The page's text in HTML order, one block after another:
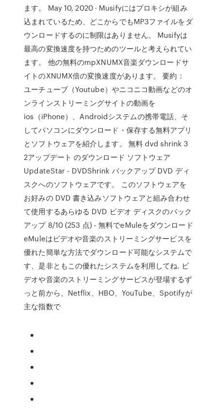
ます。 May 10, 2020 · Musifyにはプロキシが組み
込まれているため、どこからでもMP3ファイルをダ
ウンロードするのに制限はありません。 Musifyは
最高の変換速度を持つためのツールと考えられてい
ます。 他の無料のmpXNUMX音楽ダウンロードサ
イトのXNUMX倍の変換速度があります。 要約：
ユーチューブ（Youtube）やニコニコ動画などのオ
ンラインストリーミングサイトの動画を
ios（iPhone）、Androidシステムの携帯電話、そ
してパソコンにダウンロード・保存する無料アプリ
とソフトウェアを紹介します。 無料 dvd shrink 3
2アップデート のダウンロード ソフトウェア
UpdateStar - DVDShrink バックアップ DVD ディ
スクへのソフトウェアです。 このソフトウェアを
お好みの DVD 書き込みソフトウェアと組み合わせ
て使用するあらゆる DVD ビデオ ディスクのバック
アップ 8/10 (253 点) - 無料でeMuleをダウンロード
eMuleはビデオや音楽のストリーミングサービスを
優れた簡単な方法でダウンロード可能なシステムで
す、是非ともこの優れたシステムを利用してね. ビ
デオや音楽のストリーミングサービスが登場するず
っと前から、Netflix、HBO、YouTube、Spotifyが
主な指数で